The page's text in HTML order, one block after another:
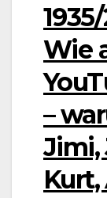
Wie
–
Jimi,